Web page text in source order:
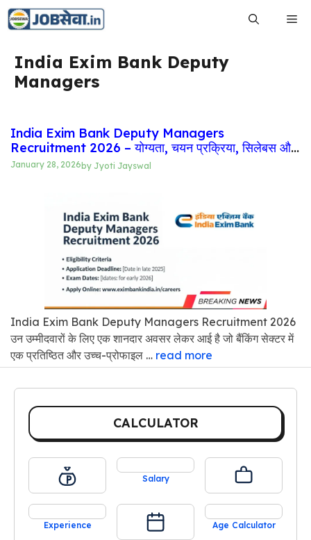
Skip
India Exim Bank Deputy
Managers
India Exim Bank Deputy Managers
Recruitment 2026 – योग्यता, चयन प्रक्रिया, सिलेबस और
सैलरी
January 28, 2026 by Jyoti Jayswal
India Exim Bank Deputy Managers Recruitment 2026
उन उम्मीदवारों के लिए एक शानदार अवसर लेकर आई है जो बैंकिंग सेक्टर में
एक प्रतिष्ठित और उच्च-प्रोफाइल … read more
CALCULATOR
Salary
Experience Age Calculator